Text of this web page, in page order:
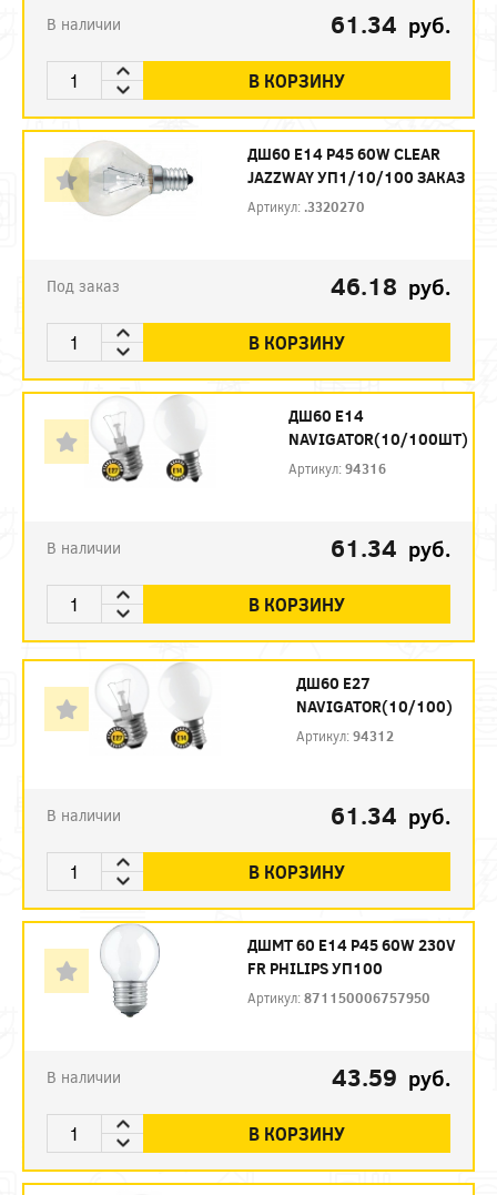
В наличии 61.34 руб.
В КОРЗИНУ
ДШ60 E14 P45 60W CLEAR
JAZZWAY УП1/10/100 ЗАКАЗ
Артикул: .3320270
Под заказ 46.18 руб.
В КОРЗИНУ
ДШ60 Е14
NAVIGATOR(10/100ШТ)
Артикул:94316
В наличии 61.34 руб.
В КОРЗИНУ
ДШ60 Е27
NAVIGATOR(10/100)
Артикул:94312
В наличии 61.34 руб.
В КОРЗИНУ
ДШМТ 60 Е14 P45 60W 230V
FR PHILIPS УП100
Артикул:871150006757950
В наличии 43.59 руб.
В КОРЗИНУ